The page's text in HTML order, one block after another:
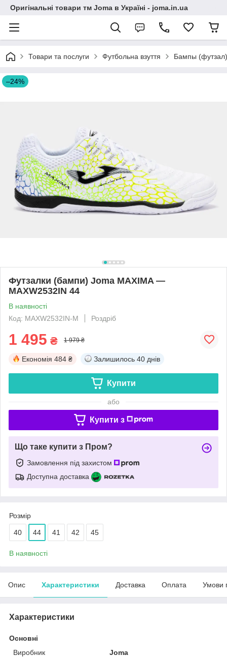
Оригінальні товари тм Joma в Україні - joma.in.ua
Товари та послуги Футбольна взуття Бампы (футзал)
–24%
Футзалки (бампи) Joma MAXIMA —
MAXW2532IN 44
В наявності
Код: MAXW2532IN-М
Роздріб
1 495 ₴ 1 979 ₴
Економія 484 ₴ Залишилось 40 днів
Купити
або
Купити з
Що таке купити з Пром?
Замовлення під захистом
Доступна доставка
Розмір
40 44 41 42 45
В наявності
Опис Характеристики Доставка Оплата Умови
Характеристики
Основні
Виробник
Joma